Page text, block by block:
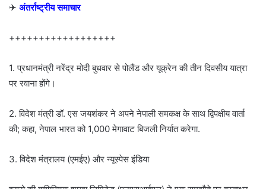
✈ अंतर्राष्ट्रीय समाचार
++++++++++++++++++
1. प्रधानमंत्री नरेंद्र मोदी बुधवार से पोलैंड और यूक्रेन की तीन दिवसीय यात्रा
पर रवाना होंगे।
2. विदेश मंत्री डॉ. एस जयशंकर ने अपने नेपाली समकक्ष के साथ द्विपक्षीय वार्ता
की; कहा, नेपाल भारत को 1,000 मेगावाट बिजली निर्यात करेगा.
3. विदेश मंत्रालय (एमईए) और न्यूस्पेस इंडिया